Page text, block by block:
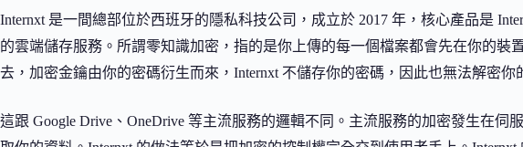
Internxt 是一間總部位於西班牙的隱私科技公司，成立於 2017 年，核心產品是
的雲端儲存服務。所謂零知識加密，指的是你上傳的每一個檔案都會先在你的裝
去，加密金鑰由你的密碼衍生而來，Internxt 不儲存你的密碼，因此也無法解密你
這跟 Google Drive、OneDrive 等主流服務的邏輯不同。主流服務的加密發生在伺